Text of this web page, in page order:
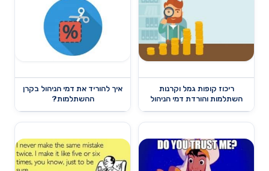
ריכוז קופות גמל וקרנות
השתלמות והורדת דמי הניהול
איך להוריד את דמי הניהול בקרן
ההשתלמות?